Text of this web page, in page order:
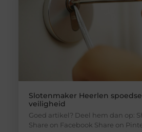
Slotenmaker Heerlen
veiligheid
Goed artikel? Deel hem dan op:
Share on Facebook Share on